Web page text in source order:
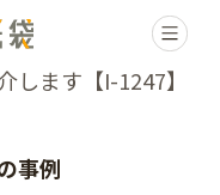
します【I-1247】
事例